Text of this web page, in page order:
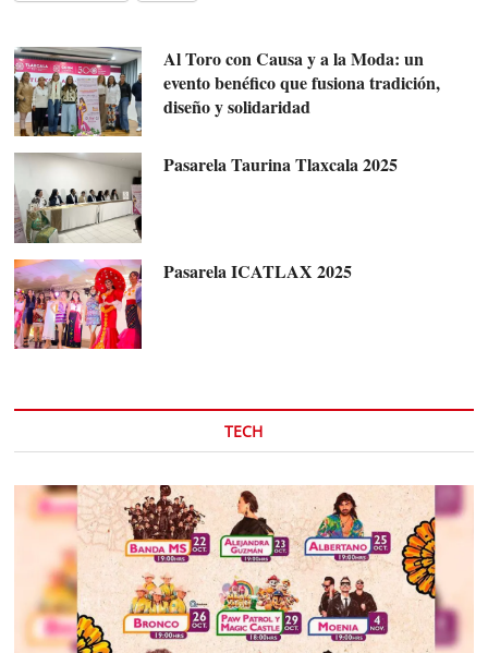
Al Toro con Causa y a la Moda: un
evento benéfico que fusiona tradición,
diseño y solidaridad
Pasarela Taurina Tlaxcala 2025
Pasarela ICATLAX 2025
TECH